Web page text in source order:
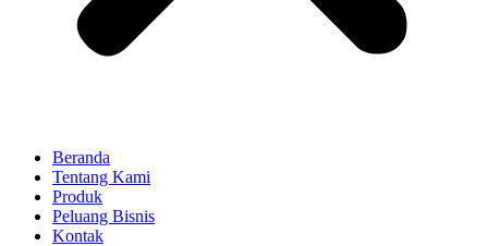
Beranda
Tentang Kami
Produk
Peluang Bisnis
Kontak